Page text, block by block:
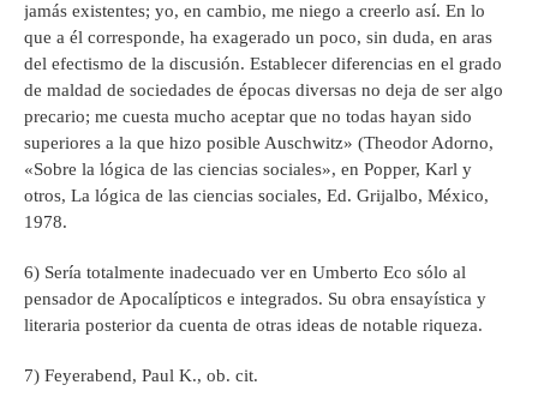
jamás existentes; yo, en cambio, me niego a creerlo así. En lo
que a él corresponde, ha exagerado un poco, sin duda, en aras
del efectismo de la discusión. Establecer diferencias en el grado
de maldad de sociedades de épocas diversas no deja de ser algo
precario; me cuesta mucho aceptar que no todas hayan sido
superiores a la que hizo posible Auschwitz» (Theodor Adorno,
«Sobre la lógica de las ciencias sociales», en Popper, Karl y
otros, La lógica de las ciencias sociales, Ed. Grijalbo, México,
1978.
6) Sería totalmente inadecuado ver en Umberto Eco sólo al
pensador de Apocalípticos e integrados. Su obra ensayística y
literaria posterior da cuenta de otras ideas de notable riqueza.
7) Feyerabend, Paul K., ob. cit.